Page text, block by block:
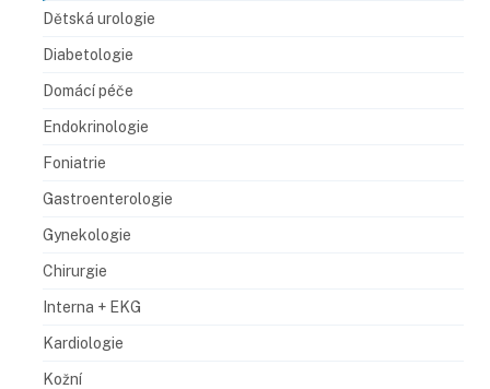
Dětská urologie
Diabetologie
Domácí péče
Endokrinologie
Foniatrie
Gastroenterologie
Gynekologie
Chirurgie
Interna + EKG
Kardiologie
Kožní